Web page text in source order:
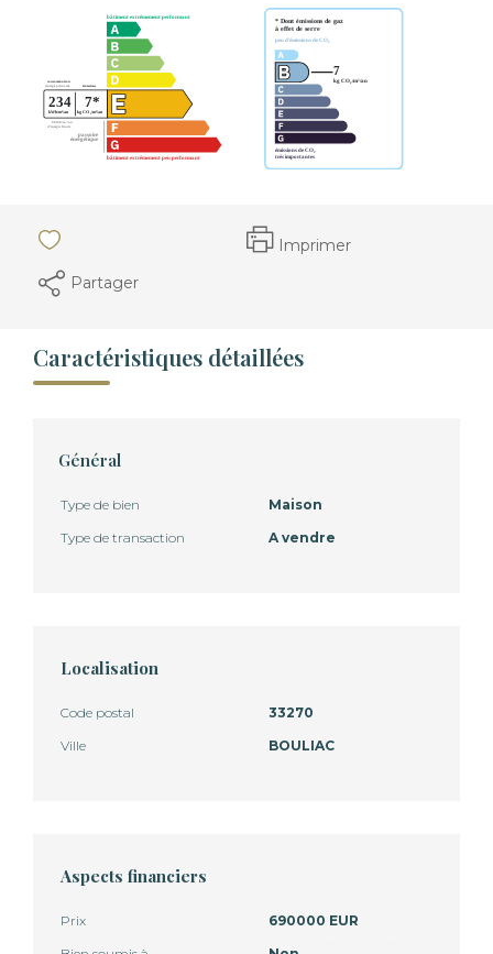
Imprimer
Partager
Caractéristiques détaillées
Général
Type de bien
Maison
Type de transaction
A vendre
Localisation
Code postal
33270
Ville
BOULIAC
Aspects financiers
Prix
690000 EUR